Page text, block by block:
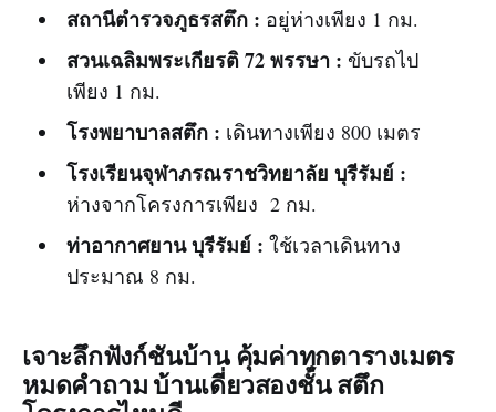
สถานีตำรวจภูธรสตึก : อยู่ห่างเพียง 1 กม.
สวนเฉลิมพระเกียรติ 72 พรรษา : ขับรถไป
เพียง 1 กม.
โรงพยาบาลสตึก : เดินทางเพียง 800 เมตร
โรงเรียนจุฬาภรณราชวิทยาลัย บุรีรัมย์ :
ห่างจากโครงการเพียง 2 กม.
ท่าอากาศยาน บุรีรัมย์ : ใช้เวลาเดินทาง
ประมาณ 8 กม.
เจาะลึกฟังก์ชันบ้าน คุ้มค่าทุกตารางเมตร
หมดคำถาม บ้านเดี่ยวสองชั้น สตึก